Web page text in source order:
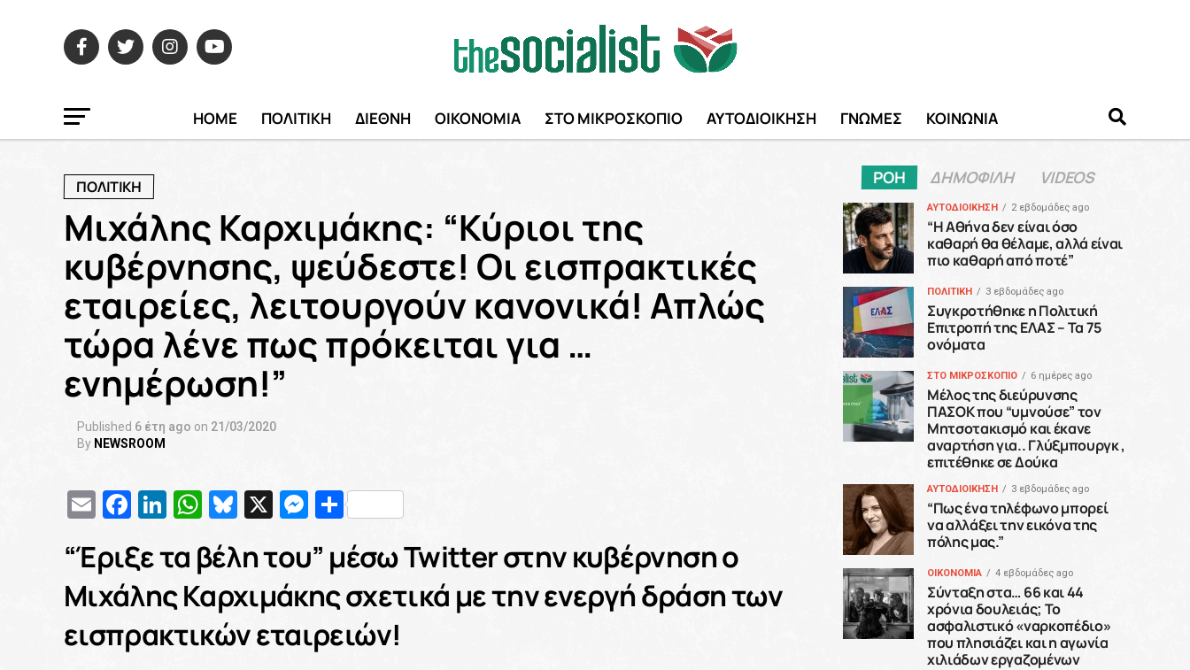
HOME ΠΟΛΙΤΙΚΗ ΔΙΕΘΝΗ ΟΙΚΟΝΟΜΙΑ ΣΤΟ ΜΙΚΡΟΣΚΟΠΙΟ ΑΥΤΟΔΙΟΙΚΗΣΗ ΓΝΩΜΕΣ ΚΟΙΝΩΝΙΑ
ΠΟΛΙΤΙΚΗ
Mιχάλης Καρχιμάκης: “Κύριοι της
κυβέρνησης, ψεύδεστε! Οι εισπρακτικές
εταιρείες, λειτουργούν κανονικά! Απλώς
τώρα λένε πως πρόκειται για …
ενημέρωση!”
Published 6 έτη ago on 21/03/2020
By NEWSROOM
EmailFacebook
LinkedIn
WhatsApp
Bluesky
X Messenger
Μοιραστείτε
“Έριξε τα βέλη του” μέσω Twitter στην κυβέρνηση ο
Μιχάλης Καρχιμάκης σχετικά με την ενεργή δράση των
εισπρακτικών εταιρειών!
ΡΟΗ ΔΗΜΟΦΙΛΗ VIDEOS
ΑΥΤΟΔΙΟΙΚΗΣΗ 2 εβδομάδες ago
“H Αθήνα δεν είναι όσο
καθαρή θα θέλαμε, αλλά είναι
πιο καθαρή από ποτέ”
ΠΟΛΙΤΙΚΗ 3 εβδομάδες ago
Συγκροτήθηκε η Πολιτική
Επιτροπή της ΕΛΑΣ – Τα 75
ονόματα
ΣΤΟ ΜΙΚΡΟΣΚΟΠΙΟ 6 ημέρες ago
Μέλος της διεύρυνσης
ΠΑΣΟΚ που “υμνούσε” τον
Μητσοτακισμό και έκανε
αναρτήση για.. Γλύξμπουργκ ,
επιτέθηκε σε Δούκα
ΑΥΤΟΔΙΟΙΚΗΣΗ 3 εβδομάδες ago
“Πως ένα τηλέφωνο μπορεί
να αλλάξει την εικόνα της
πόλης μας.”
ΟΙΚΟΝΟΜΙΑ 4 εβδομάδες ago
Σύνταξη στα… 66 και 44
χρόνια δουλειάς; Το
ασφαλιστικό «ναρκοπέδιο»
που πλησιάζει και η αγωνία
χιλιάδων εργαζομένων